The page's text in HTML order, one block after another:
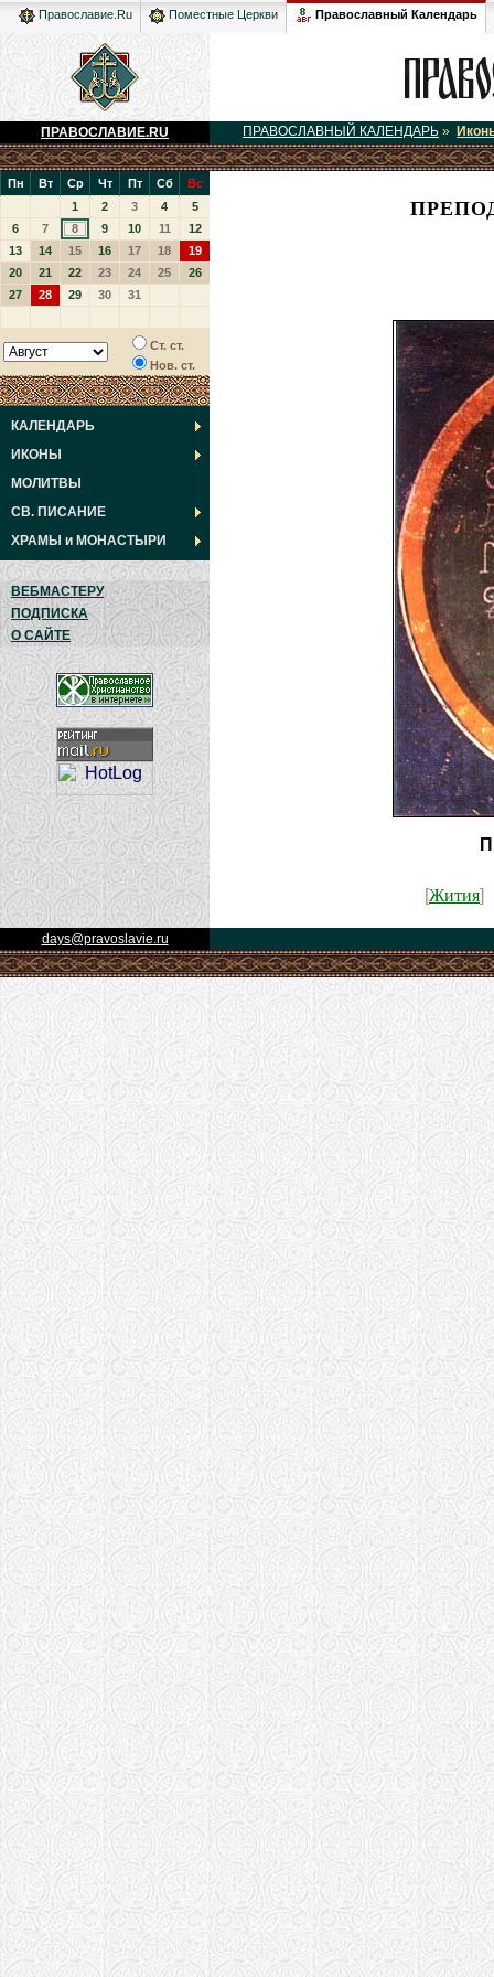
Православие.Ru Поместные Церкви Православный Календарь
ПРАВОСЛАВИЕ.RU ПРАВОСЛАВНЫЙ КАЛЕНДАРЬ »
Пн Вт Ср Чт Пт Сб
Вс
1
2 3 4
5
6
7 8 9 10 11
12
13
14 15 16 17 18
19
20
21 22 23 24 25
26
27
28 29 30 31
Ст. ст.
Нов. ст.
КАЛЕНДАРЬ
ИКОНЫ
МОЛИТВЫ
СВ. ПИСАНИЕ
ХРАМЫ и МОНАСТЫРИ
ВЕБМАСТЕРУ
ПОДПИСКА
О САЙТЕ
[Жития]
days@pravoslavie.ru